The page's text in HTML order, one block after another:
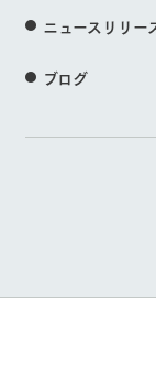
ニュースリリー
ブログ